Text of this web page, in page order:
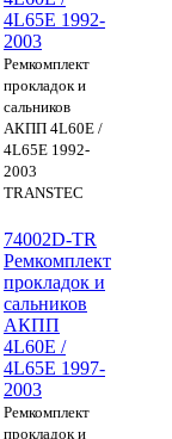
4L65E 1992-
2003
Ремкомплект
прокладок и
сальников
АКПП 4L60E /
4L65E 1992-
2003
TRANSTEC
74002D-TR
Ремкомплект
прокладок и
сальников
АКПП
4L60E /
4L65E 1997-
2003
Ремкомплект
прокладок и